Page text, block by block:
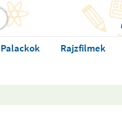
Palackok Rajzfilmek